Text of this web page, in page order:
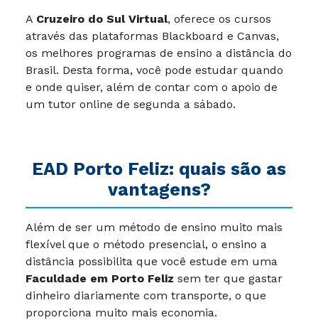
A Cruzeiro do Sul Virtual, oferece os cursos
através das plataformas Blackboard e Canvas,
os melhores programas de ensino a distância do
Brasil. Desta forma, você pode estudar quando
e onde quiser, além de contar com o apoio de
um tutor online de segunda a sábado.
EAD Porto Feliz: quais são as
vantagens?
Além de ser um método de ensino muito mais
flexível que o método presencial, o ensino a
distância possibilita que você estude em uma
Faculdade em Porto Feliz sem ter que gastar
dinheiro diariamente com transporte, o que
proporciona muito mais economia.